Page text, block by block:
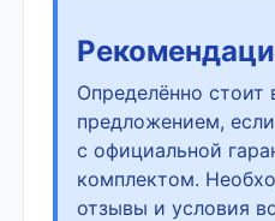
Определённо стоит
предложением,
с официальной
комплектом.
отзывы и условия